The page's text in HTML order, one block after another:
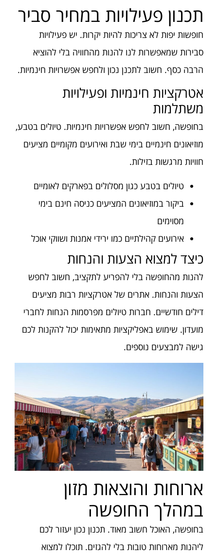
תכנון פעילויות במחיר סביר
חופשות יפות לא צריכות להיות יקרות. יש פעילויות
סבירות שמאפשרות לנו להנות מהחוויה בלי להוציא
הרבה כסף. חשוב לתכנן נכון ולחפש אפשרויות חינמיות.
אטרקציות חינמיות ופעילויות
משתלמות
בחופשה, חשוב לחפש אפשרויות חינמיות. טיולים בטבע,
מוזיאונים חינמיים בימי שבת ואירועים מקומיים מציעים
חוויות מרגשות בזילות.
טיולים בטבע כגון מסלולים בפארקים לאומיים
ביקור במוזיאונים המציעים כניסה חינם בימי
מסוימים
אירועים קהילתיים כמו ירידי אמנות ושווקי אוכל
כיצד למצוא הצעות והנחות
להנות מהחופשה בלי להפריע לתקציב, חשוב לחפש
הצעות והנחות. אתרים של אטרקציות רבות מציעים
דילים חודשיים. חברות טיולים מפרסמות הנחות לחברי
מועדון. שימוש באפליקציות מתאימות יכול להקנות לכם
גישה למבצעים נוספים.
ארוחות והוצאות מזון
במהלך החופשה
בחופשה, האוכל חשוב מאוד. תכנון נכון יעזור לכם
ליהנות מארוחות טובות בלי להגזים. תוכלו למצוא